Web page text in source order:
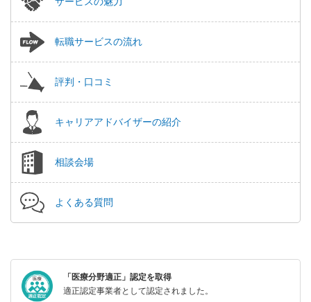
転職サービスの流れ
評判・口コミ
キャリアアドバイザーの紹介
相談会場
よくある質問
「医療分野適正」認定を取得
適正認定事業者として認定されました。